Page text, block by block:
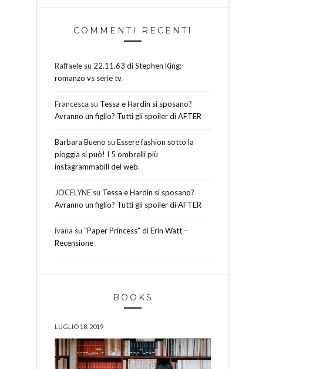
COMMENTI RECENTI
Raffaele su 22.11.63 di Stephen King:
romanzo vs serie tv.
Francesca su Tessa e Hardin si sposano?
Avranno un figlio? Tutti gli spoiler di AFTER
Barbara Bueno su Essere fashion sotto la
pioggia si può! I 5 ombrelli più
instagrammabili del web.
JOCELYNE su Tessa e Hardin si sposano?
Avranno un figlio? Tutti gli spoiler di AFTER
ivana su “Paper Princess” di Erin Watt –
Recensione
BOOKS
LUGLIO 18, 2019